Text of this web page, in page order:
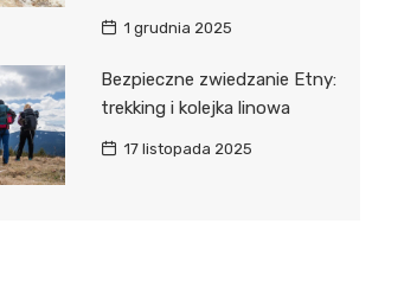
1 grudnia 2025
Bezpieczne zwiedzanie Etny:
trekking i kolejka linowa
17 listopada 2025